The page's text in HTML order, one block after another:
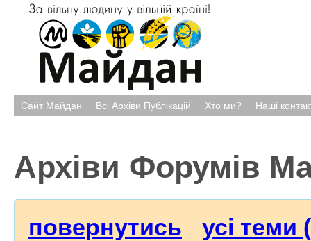
Сайт Майдан Всі Архіви Публікацій Хто ми? Наші
Архіви Форумів
повернутись усі теми